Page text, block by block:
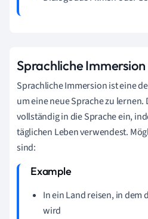
Sprachliche Immersion
Sprachliche Immersion ist eine
um eine neue Sprache zu lernen.
vollständig in die Sprache ein,
täglichen Leben verwendest.
sind:
In ein Land reisen, in dem
wird